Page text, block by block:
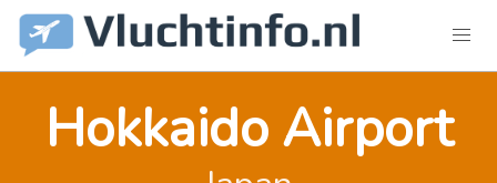
Hokkaido Airport